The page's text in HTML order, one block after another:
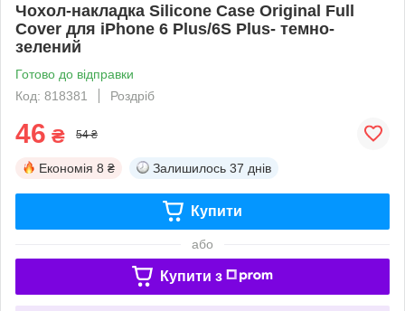
Чохол-накладка Silicone Case Original Full
Cover для iPhone 6 Plus/6S Plus- темно-
зелений
Готово до відправки
Код: 818381
Роздріб
46 ₴ 54 ₴
Економія 8 ₴ Залишилось 37 днів
Купити
або
Купити з